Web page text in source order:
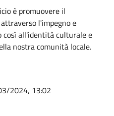
è promuovere il
l'impegno e
così all'identità culturale e
nostra comunità locale.
2024, 13:02